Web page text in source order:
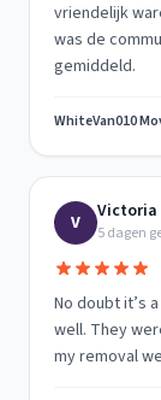
vriendelijk
was de
gemiddeld.
WhiteVan010
V Victoria
5 dagen
No doubt it’s
well. They
my removal